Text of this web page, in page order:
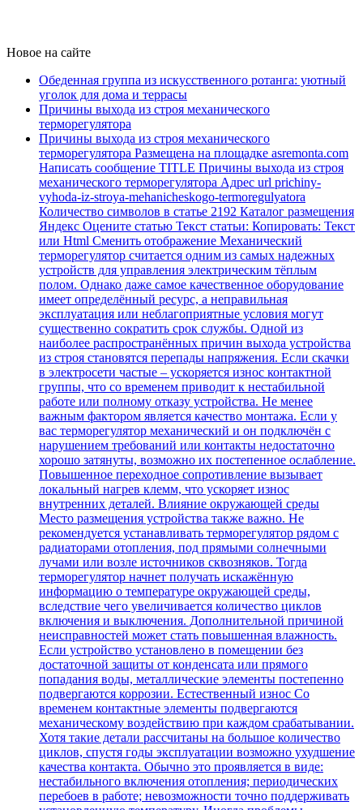
Новое на сайте
Обеденная группа из искусственного ротанга: уютный
уголок для дома и террасы
Причины выхода из строя механического
терморегулятора
Причины выхода из строя механического
терморегулятора Размещена на площадке asremonta.com
Написать сообщение TITLE Причины выхода из строя
механического терморегулятора Адрес url prichiny-
vyhoda-iz-stroya-mehanicheskogo-termoregulyatora
Количество символов в статье 2192 Каталог размещения
Яндекс Оцените статью Текст статьи: Копировать: Текст
или Html Cменить отображение Механический
терморегулятор считается одним из самых надежных
устройств для управления электрическим тёплым
полом. Однако даже самое качественное оборудование
имеет определённый ресурс, а неправильная
эксплуатация или неблагоприятные условия могут
существенно сократить срок службы. Одной из
наиболее распространённых причин выхода устройства
из строя становятся перепады напряжения. Если скачки
в электросети частые – ускоряется износ контактной
группы, что со временем приводит к нестабильной
работе или полному отказу устройства. Не менее
важным фактором является качество монтажа. Если у
вас терморегулятор механический и он подключён с
нарушением требований или контакты недостаточно
хорошо затянуты, возможно их постепенное ослабление.
Повышенное переходное сопротивление вызывает
локальный нагрев клемм, что ускоряет износ
внутренних деталей. Влияние окружающей среды
Место размещения устройства также важно. Не
рекомендуется устанавливать терморегулятор рядом с
радиаторами отопления, под прямыми солнечными
лучами или возле источников сквозняков. Тогда
терморегулятор начнет получать искажённую
информацию о температуре окружающей среды,
вследствие чего увеличивается количество циклов
включения и выключения. Дополнительной причиной
неисправностей может стать повышенная влажность.
Если устройство установлено в помещении без
достаточной защиты от конденсата или прямого
попадания воды, металлические элементы постепенно
подвергаются коррозии. Естественный износ Со
временем контактные элементы подвергаются
механическому воздействию при каждом срабатывании.
Хотя такие детали рассчитаны на большое количество
циклов, спустя годы эксплуатации возможно ухудшение
качества контакта. Обычно это проявляется в виде:
нестабильного включения отопления; периодических
перебоев в работе; невозможности точно поддерживать